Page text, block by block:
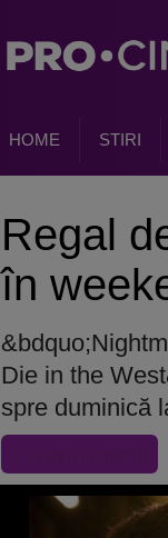
HOME STIRI
Regal
în
Die in the
spre duminică